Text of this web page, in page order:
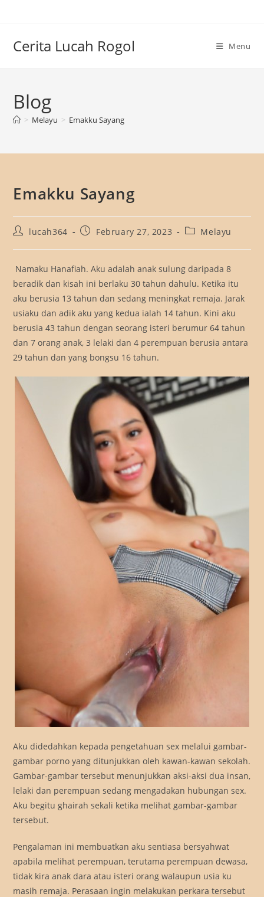
Cerita Lucah Rogol Menu
Blog
> Melayu > Emakku Sayang
Emakku Sayang
Postlucah364
PostFebruary 27, 2023
PostMelayu
Namaku Hanafiah. Aku adalah anak sulung daripada 8
beradik dan kisah ini berlaku 30 tahun dahulu. Ketika itu
aku berusia 13 tahun dan sedang meningkat remaja. Jarak
usiaku dan adik aku yang kedua ialah 14 tahun. Kini aku
berusia 43 tahun dengan seorang isteri berumur 64 tahun
dan 7 orang anak, 3 lelaki dan 4 perempuan berusia antara
29 tahun dan yang bongsu 16 tahun.
Aku didedahkan kepada pengetahuan sex melalui gambar-
gambar porno yang ditunjukkan oleh kawan-kawan sekolah.
Gambar-gambar tersebut menunjukkan aksi-aksi dua insan,
lelaki dan perempuan sedang mengadakan hubungan sex.
Aku begitu ghairah sekali ketika melihat gambar-gambar
tersebut.
Pengalaman ini membuatkan aku sentiasa bersyahwat
apabila melihat perempuan, terutama perempuan dewasa,
tidak kira anak dara atau isteri orang walaupun usia ku
masih remaja. Perasaan ingin melakukan perkara tersebut